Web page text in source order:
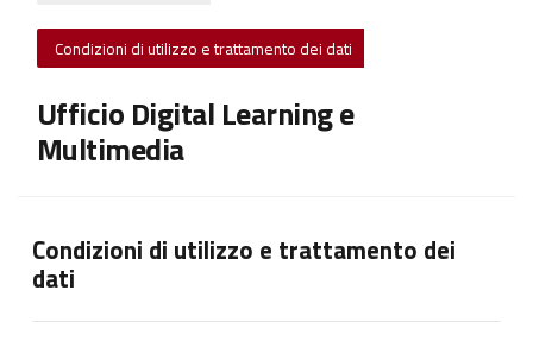
Condizioni di utilizzo e trattamento dei dati
Ufficio Digital Learning e
Multimedia
Condizioni di utilizzo e trattamento dei
dati